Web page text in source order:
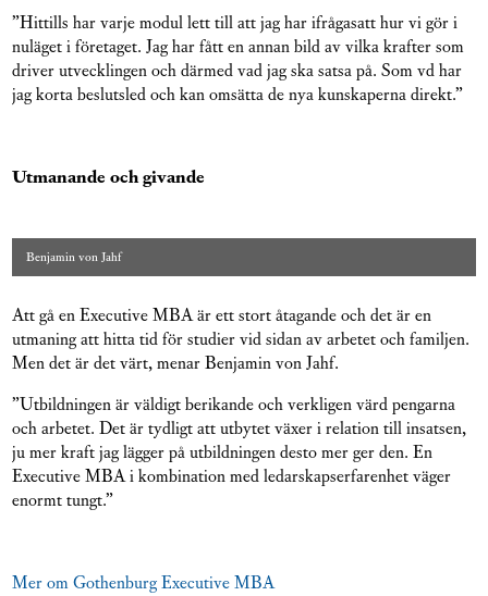
”Hittills har varje modul lett till att jag har ifrågasatt hur vi gör i
nuläget i företaget. Jag har fått en annan bild av vilka krafter som
driver utvecklingen och därmed vad jag ska satsa på. Som vd har
jag korta beslutsled och kan omsätta de nya kunskaperna direkt.”
Utmanande och givande
Benjamin von Jahf
Att gå en Executive MBA är ett stort åtagande och det är en
utmaning att hitta tid för studier vid sidan av arbetet och familjen.
Men det är det värt, menar Benjamin von Jahf.
”Utbildningen är väldigt berikande och verkligen värd pengarna
och arbetet. Det är tydligt att utbytet växer i relation till insatsen,
ju mer kraft jag lägger på utbildningen desto mer ger den. En
Executive MBA i kombination med ledarskapserfarenhet väger
enormt tungt.”
Mer om Gothenburg Executive MBA